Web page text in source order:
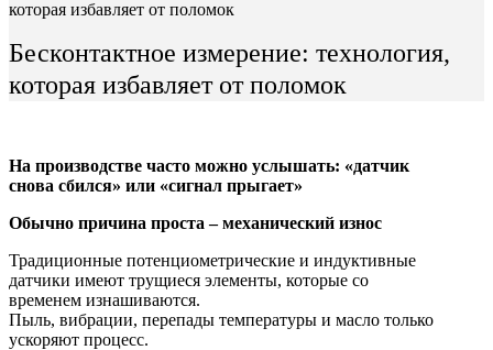
которая избавляет от поломок
Бесконтактное измерение: технология,
которая избавляет от поломок
На производстве часто можно услышать: «датчик
снова сбился» или «сигнал прыгает»
Обычно причина проста – механический износ
Традиционные потенциометрические и индуктивные
датчики имеют трущиеся элементы, которые со
временем изнашиваются.
Пыль, вибрации, перепады температуры и масло только
ускоряют процесс.